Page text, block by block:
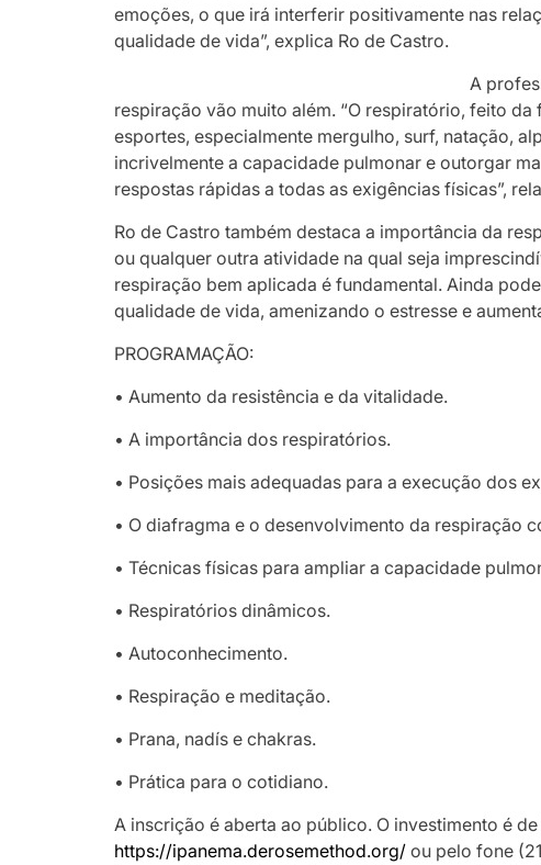
emoções, o que irá interferir positivamente nas
qualidade de vida”, explica Ro de Castro.
A
respiração vão muito além. “O respiratório, feito
esportes, especialmente mergulho, surf, natação,
incrivelmente a capacidade pulmonar e outorgar
respostas rápidas a todas as exigências físicas”,
Ro de Castro também destaca a importância da
ou qualquer outra atividade na qual seja
respiração bem aplicada é fundamental. Ainda
qualidade de vida, amenizando o estresse e
PROGRAMAÇÃO:
• Aumento da resistência e da vitalidade.
• A importância dos respiratórios.
• Posições mais adequadas para a execução dos
• O diafragma e o desenvolvimento da respiração
• Técnicas físicas para ampliar a capacidade
• Respiratórios dinâmicos.
• Autoconhecimento.
• Respiração e meditação.
• Prana, nadís e chakras.
• Prática para o cotidiano.
A inscrição é aberta ao público. O investimento é
https://ipanema.derosemethod.org/ ou pelo fone